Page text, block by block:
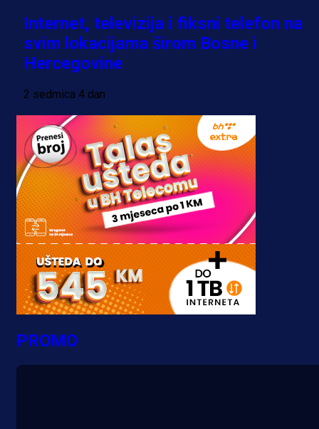
Internet, televizija i fiksni telefon na
svim lokacijama širom Bosne i
Hercegovine
2 sedmica 4 dan
PROMO